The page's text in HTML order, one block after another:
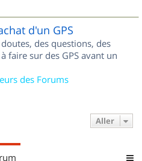
d'un GPS
des questions, des
faire sur des GPS avant un
des Forums
Aller